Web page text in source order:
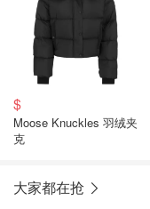
$
Moose Knuckles 羽绒夹
克
大家都在抢